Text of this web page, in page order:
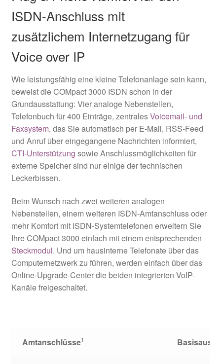
ISDN-Anschluss mit
zusätzlichem Internetzugang für
Voice over IP
Wie leistungsfähig eine kleine Telefonanlage sein kann,
beweist die COMpact 3000 ISDN schon in der
Grundausstattung: Vier analoge Nebenstellen,
Telefonbuch für 400 Einträge, zentralesVoicemail- und
Faxsystem, das Sie automatisch per E-Mail, RSS-Feed
und Anruf über eingegangene Nachrichten informiert,
CTI-Unterstützung sowie Anschlussmöglichkeiten für
externe Speicher sind nur einige der technischen
Leckerbissen.
Beim Wunsch nach zwei weiteren analogen
Nebenstellen, einem weiteren ISDN-Amtanschluss oder
mehr Komfort mit ISDN-Systemtelefonen erweitern Sie
Ihre COMpact 3000 einfach mit einem entsprechenden
Steckmodul. Und um hausinterne Telefonate über das
Computernetzwerk zu führen, werden einfach über das
Online-Upgrade-Center die beiden integrierten VoIP-
Kanäle freigeschaltet.
Amtanschlüsse1